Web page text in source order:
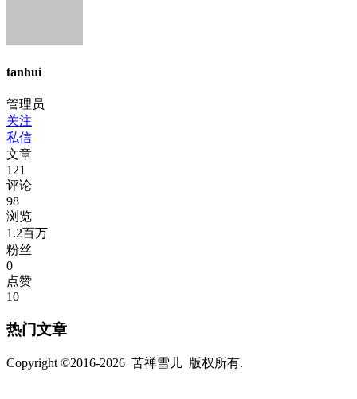
tanhui
管理员
关注
私信
文章
121
评论
98
浏览
1.2百万
粉丝
0
点赞
10
热门文章
Copyright ©2016-2026 苦禅雪儿 版权所有.